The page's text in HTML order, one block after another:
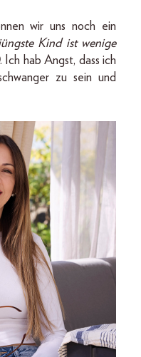
wir uns noch ein
Kind ist wenige
. Ich hab Angst, dass ich
zu sein und